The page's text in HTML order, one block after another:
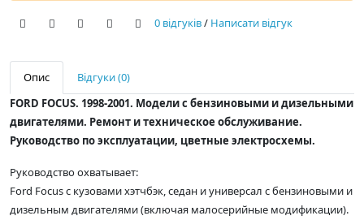
0 відгуків/ Написати відгук
Опис
Відгуки (0)
FORD FOCUS. 1998-2001. Модели с бензиновыми и дизельными
двигателями. Ремонт и техническое обслуживание.
Руководство по эксплуатации, цветные электросхемы.
Руководство охватывает:
Ford Focus с кузовами хэтчбэк, седан и универсал с бензиновыми и
дизельным двигателями (включая малосерийные модификации).